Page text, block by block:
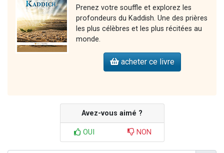
Prenez votre souffle et explorez les
profondeurs du Kaddish. Une des prières
les plus célèbres et les plus récitées au
monde.
acheter ce livre
Avez-vous aimé ?
OUI NON